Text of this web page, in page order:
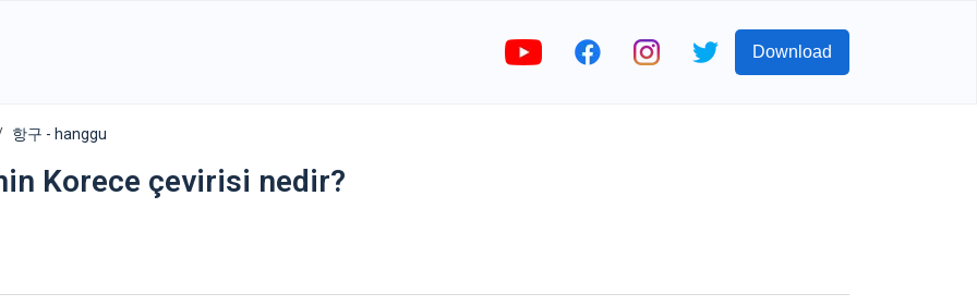
Download
항구 - hanggu
Korece çevirisi nedir?